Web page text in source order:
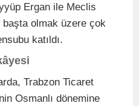
Ergan ile Meclis
başta olmak üzere çok
katıldı.
Trabzon Ticaret
Osmanlı dönemine